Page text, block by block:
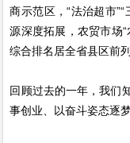
商示范区，“法治超市
源深度拓展，农贸市场
综合排名居全省县区前列
回顾过去的一年，我们
事创业、以奋斗姿态逐